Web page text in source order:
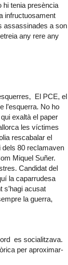
hi tenia presència
infructuosament
assassinades a son
any rere any
El PCE, el
l’esquerra. No ho
exaltà el paper
les víctimes
rescabalar el
dels 80 reclamaven
Miquel Suñer.
Candidat del
la caparrudesa
s’hagi acusat
la guerra,
es socialitzava.
per aproximar-